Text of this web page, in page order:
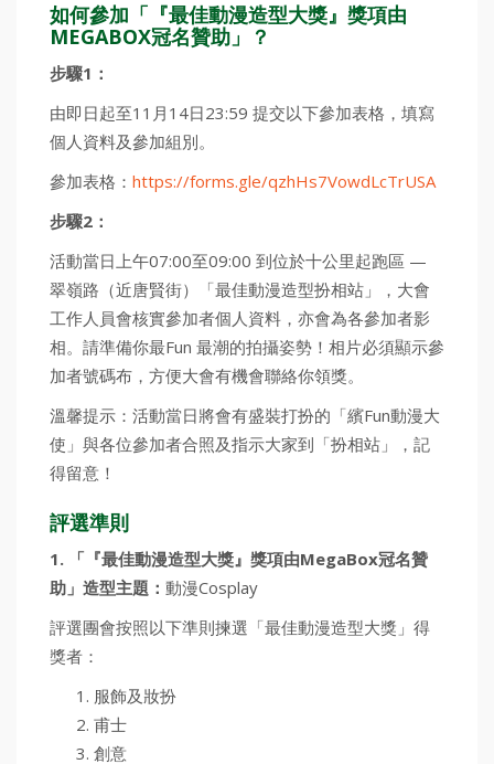
如何參加「『最佳動漫造型大獎』獎項由
MEGABOX冠名贊助」？
步驟1：
由即日起至11月14日23:59 提交以下參加表格，填寫
個人資料及參加組別。
參加表格： https://forms.gle/qzhHs7VowdLcTrUSA
步驟2：
活動當日上午07:00至09:00 到位於十公里起跑區 —
翠嶺路（近唐賢街）「最佳動漫造型扮相站」，大會
工作人員會核實參加者個人資料，亦會為各參加者影
相。請準備你最Fun 最潮的拍攝姿勢！相片必須顯示參
加者號碼布，方便大會有機會聯絡你領獎。
溫馨提示：活動當日將會有盛裝打扮的「繽Fun動漫大
使」與各位參加者合照及指示大家到「扮相站」，記
得留意！
評選準則
1. 「『最佳動漫造型大獎』獎項由MegaBox冠名贊
助」造型主題： 動漫Cosplay
評選團會按照以下準則揀選「最佳動漫造型大獎」得
獎者：
服飾及妝扮
甫士
創意